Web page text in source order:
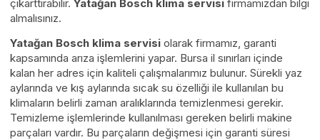
çıkarttırabilir. Yatağan Bosch klima servisi firmamızdan bilgi
almalısınız.
Yatağan Bosch klima servisi olarak firmamız, garanti
kapsamında arıza işlemlerini yapar. Bursa il sınırları içinde
kalan her adres için kaliteli çalışmalarımız bulunur. Sürekli yaz
aylarında ve kış aylarında sıcak su özelliği ile kullanılan bu
klimaların belirli zaman aralıklarında temizlenmesi gerekir.
Temizleme işlemlerinde kullanılması gereken belirli makine
parçaları vardır. Bu parçaların değişmesi için garanti süresi